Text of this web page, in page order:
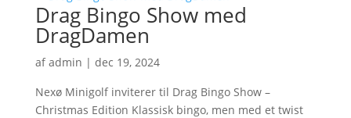
Drag Bingo Show med
DragDamen
afadmin | dec 19, 2024
Nexø Minigolf inviterer til Drag Bingo Show –
Christmas Edition Klassisk bingo, men med et twist